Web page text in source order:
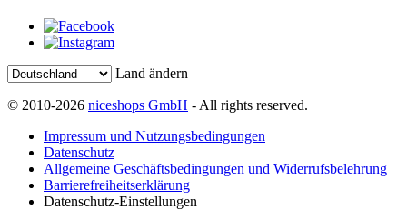
Land ändern
© 2010-2026 niceshops GmbH - All rights reserved.
Impressum und Nutzungsbedingungen
Datenschutz
Allgemeine Geschäftsbedingungen und Widerrufsbelehrung
Barrierefreiheitserklärung
Datenschutz-Einstellungen